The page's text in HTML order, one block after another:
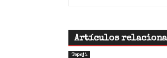
Artículos
Tepeji